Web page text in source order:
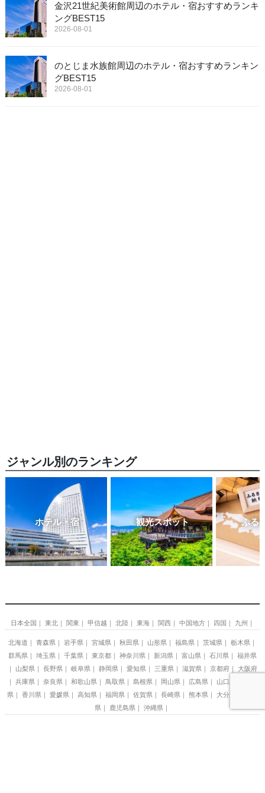
金沢21世紀美術館周辺のホテル・宿おすすめランキ
ングBEST15
2026-08-01
のとじま水族館周辺のホテル・宿おすすめランキン
グBEST15
2026-08-01
ジャンル別のランキング
ホテル・宿 観光スポット ふる
日本全国 東北 関東 甲信越 北陸 東海 関西 中国地方 四国 九州
北海道 青森県 岩手県 宮城県 秋田県 山形県 福島県 茨城県
栃木県
群馬県
埼玉県 千葉県 東京都 神奈川県 新潟県 富山県 石川県
福井県
山梨県
長野県 岐阜県 静岡県 愛知県 三重県 滋賀県 京都府
大阪府
兵庫県
奈良県 和歌山県 鳥取県 島根県 岡山県 広島県 山口県
県
香川県 愛媛県 高知県 福岡県 佐賀県 長崎県 熊本県 大分県
県
鹿児島県 沖縄県